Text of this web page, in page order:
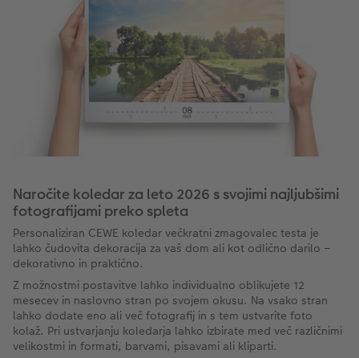
Naročite koledar za leto 2026 s svojimi najljubšimi
fotografijami preko spleta
Personaliziran CEWE koledar večkratni zmagovalec testa je
lahko čudovita dekoracija za vaš dom ali kot odlično darilo –
dekorativno in praktično.
Z možnostmi postavitve lahko individualno oblikujete 12
mesecev in naslovno stran po svojem okusu. Na vsako stran
lahko dodate eno ali več fotografij in s tem ustvarite foto
kolaž. Pri ustvarjanju koledarja lahko izbirate med več različnimi
velikostmi in formati, barvami, pisavami ali kliparti.